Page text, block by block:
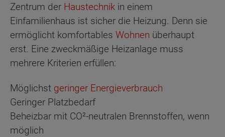
Zentrum der Haustechnik in einem
Einfamilienhaus ist sicher die Heizung. Denn sie
ermöglicht komfortables Wohnen überhaupt
erst. Eine zweckmäßige Heizanlage muss
mehrere Kriterien erfüllen:
Möglichst geringer Energieverbrauch
Geringer Platzbedarf
Beheizbar mit CO²-neutralen Brennstoffen, wenn
möglich